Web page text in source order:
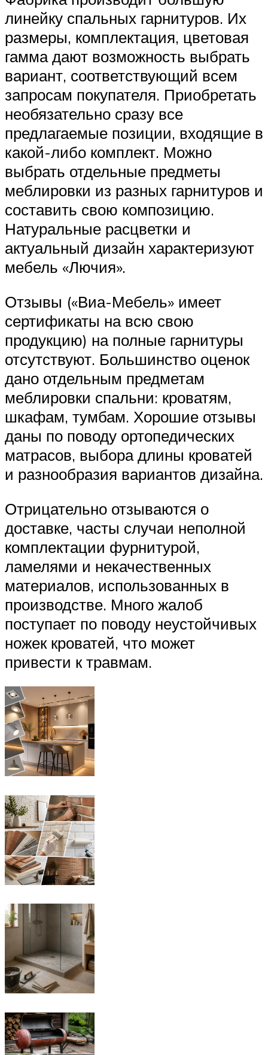
линейку спальных гарнитуров. Их
размеры, комплектация, цветовая
гамма дают возможность выбрать
вариант, соответствующий всем
запросам покупателя. Приобретать
необязательно сразу все
предлагаемые позиции, входящие в
какой-либо комплект. Можно
выбрать отдельные предметы
меблировки из разных гарнитуров и
составить свою композицию.
Натуральные расцветки и
актуальный дизайн характеризуют
мебель «Лючия».
Отзывы («Виа-Мебель» имеет
сертификаты на всю свою
продукцию) на полные гарнитуры
отсутствуют. Большинство оценок
дано отдельным предметам
меблировки спальни: кроватям,
шкафам, тумбам. Хорошие отзывы
даны по поводу ортопедических
матрасов, выбора длины кроватей
и разнообразия вариантов дизайна.
Отрицательно отзываются о
доставке, часты случаи неполной
комплектации фурнитурой,
ламелями и некачественных
материалов, использованных в
производстве. Много жалоб
поступает по поводу неустойчивых
ножек кроватей, что может
привести к травмам.